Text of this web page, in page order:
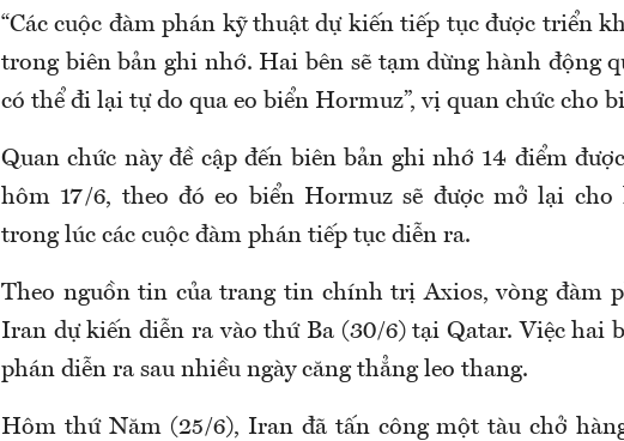
“Các cuộc đàm phán kỹ thuật dự kiến tiếp tục được triển
trong biên bản ghi nhớ. Hai bên sẽ tạm dừng hành động
có thể đi lại tự do qua eo biển Hormuz”, vị quan chức cho
Quan chức này đề cập đến biên bản ghi nhớ 14 điểm
hôm 17/6, theo đó eo biển Hormuz sẽ được mở lại cho
trong lúc các cuộc đàm phán tiếp tục diễn ra.
Theo nguồn tin của trang tin chính trị Axios, vòng đàm
Iran dự kiến diễn ra vào thứ Ba (30/6) tại Qatar. Việc hai
phán diễn ra sau nhiều ngày căng thẳng leo thang.
Hôm thứ Năm (25/6), Iran đã tấn công một tàu chở